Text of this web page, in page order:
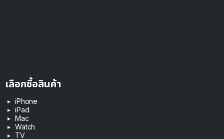
เลือกซื้อสินค้า
iPhone
iPad
Mac
Watch
TV